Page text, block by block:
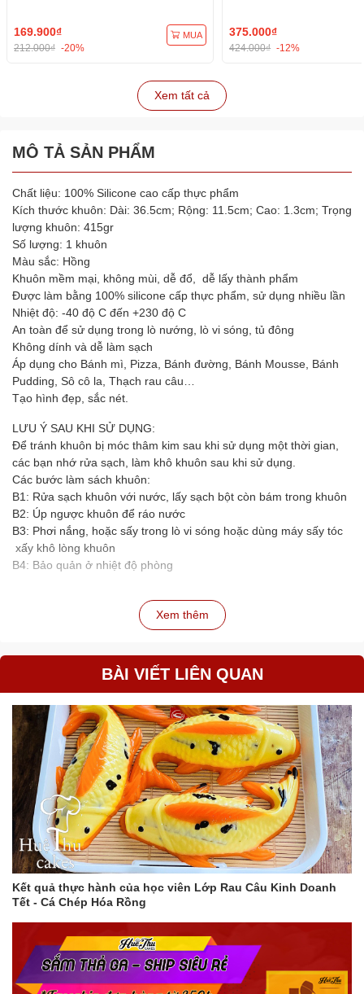
169.900₫
212.000₫ -20%
MUA 375.000₫
424.000₫ -12%
Xem tất cả
MÔ TẢ SẢN PHẨM
Chất liệu: 100% Silicone cao cấp thực phẩm
Kích thước khuôn: Dài: 36.5cm; Rộng: 11.5cm; Cao: 1.3cm; Trọng
lượng khuôn: 415gr
Số lượng: 1 khuôn
Màu sắc: Hồng
Khuôn mềm mại, không mùi, dễ đổ, dễ lấy thành phẩm
Được làm bằng 100% silicone cấp thực phẩm, sử dụng nhiều lần
Nhiệt độ: -40 độ C đến +230 độ C
An toàn để sử dụng trong lò nướng, lò vi sóng, tủ đông
Không dính và dễ làm sạch
Áp dụng cho Bánh mì, Pizza, Bánh đường, Bánh Mousse, Bánh
Pudding, Sô cô la, Thạch rau câu…
Tạo hình đẹp, sắc nét.
LƯU Ý SAU KHI SỬ DỤNG:
Để tránh khuôn bị móc thâm kim sau khi sử dụng một thời gian,
các bạn nhớ rửa sạch, làm khô khuôn sau khi sử dụng.
Các bước làm sách khuôn:
B1: Rửa sạch khuôn với nước, lấy sạch bột còn bám trong khuôn
B2: Úp ngược khuôn để ráo nước
B3: Phơi nắng, hoặc sấy trong lò vi sóng hoặc dùng máy sấy tóc
xấy khô lòng khuôn
B4: Bảo quản ở nhiệt độ phòng
Xem thêm
BÀI VIẾT LIÊN QUAN
Kết quả thực hành của học viên Lớp Rau Câu Kinh Doanh
Tết - Cá Chép Hóa Rồng